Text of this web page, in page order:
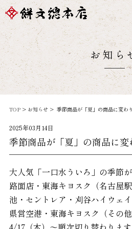
お知ら
TOP> お知らせ> 季節商品が「夏」の商品に変わ
2025年03月14日
季節商品が「夏」の商品に変
大人気「一口水ういろ」の季節
路面店・東海キヨスク（名古屋
池・セントレア・刈谷ハイウェ
県営空港・東海キヨスク（その他